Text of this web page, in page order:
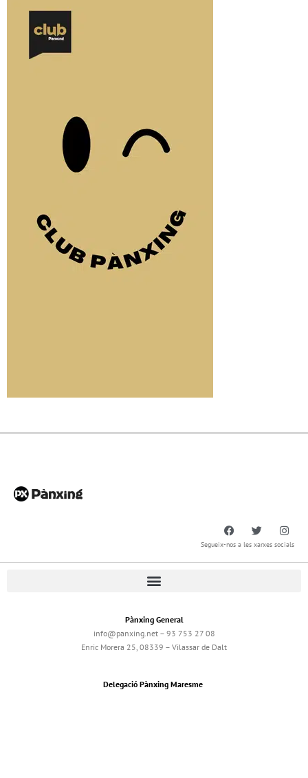
Segueix-nos a les xarxes socials
Pànxing General
info@panxing.net – 93 753 27 08
Enric Morera 25, 08339 – Vilassar de Dalt
Delegació Pànxing Maresme